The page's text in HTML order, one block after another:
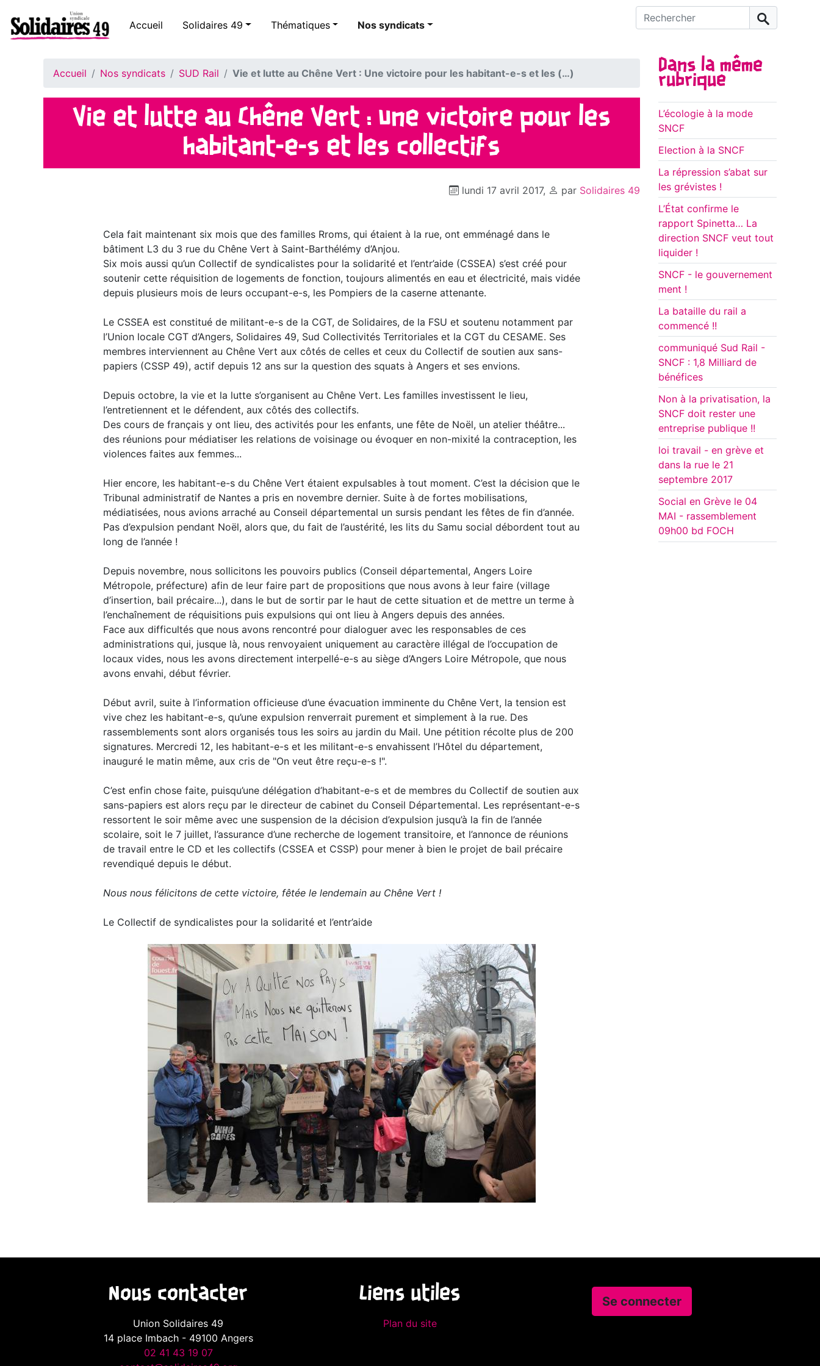
Accueil Solidaires 49 Thématiques Nos syndicats
Rechercher :
Accueil Nos syndicats SUD Rail Vie et lutte au Chêne Vert : Une victoire pour les habitant-e-s et les (…)
Vie et lutte au Chêne Vert : Une victoire pour les
habitant-e-s et les collectifs
lundi 17 avril 2017, par Solidaires 49
Cela fait maintenant six mois que des familles Rroms, qui étaient à la rue, ont emménagé dans le
bâtiment L3 du 3 rue du Chêne Vert à Saint-Barthélémy d’Anjou.
Six mois aussi qu’un Collectif de syndicalistes pour la solidarité et l’entr’aide (CSSEA) s’est créé pour
soutenir cette réquisition de logements de fonction, toujours alimentés en eau et électricité, mais vidée
depuis plusieurs mois de leurs occupant-e-s, les Pompiers de la caserne attenante.
Le CSSEA est constitué de militant-e-s de la CGT, de Solidaires, de la FSU et soutenu notamment par
l’Union locale CGT d’Angers, Solidaires 49, Sud Collectivités Territoriales et la CGT du CESAME. Ses
membres interviennent au Chêne Vert aux côtés de celles et ceux du Collectif de soutien aux sans-
papiers (CSSP 49), actif depuis 12 ans sur la question des squats à Angers et ses envions.
Depuis octobre, la vie et la lutte s’organisent au Chêne Vert. Les familles investissent le lieu,
l’entretiennent et le défendent, aux côtés des collectifs.
Des cours de français y ont lieu, des activités pour les enfants, une fête de Noël, un atelier théâtre...
des réunions pour médiatiser les relations de voisinage ou évoquer en non-mixité la contraception, les
violences faites aux femmes...
Hier encore, les habitant-e-s du Chêne Vert étaient expulsables à tout moment. C’est la décision que le
Tribunal administratif de Nantes a pris en novembre dernier. Suite à de fortes mobilisations,
médiatisées, nous avions arraché au Conseil départemental un sursis pendant les fêtes de fin d’année.
Pas d’expulsion pendant Noël, alors que, du fait de l’austérité, les lits du Samu social débordent tout au
long de l’année !
Depuis novembre, nous sollicitons les pouvoirs publics (Conseil départemental, Angers Loire
Métropole, préfecture) afin de leur faire part de propositions que nous avons à leur faire (village
d’insertion, bail précaire...), dans le but de sortir par le haut de cette situation et de mettre un terme à
l’enchaînement de réquisitions puis expulsions qui ont lieu à Angers depuis des années.
Face aux difficultés que nous avons rencontré pour dialoguer avec les responsables de ces
administrations qui, jusque là, nous renvoyaient uniquement au caractère illégal de l’occupation de
locaux vides, nous les avons directement interpellé-e-s au siège d’Angers Loire Métropole, que nous
avons envahi, début février.
Début avril, suite à l’information officieuse d’une évacuation imminente du Chêne Vert, la tension est
vive chez les habitant-e-s, qu’une expulsion renverrait purement et simplement à la rue. Des
rassemblements sont alors organisés tous les soirs au jardin du Mail. Une pétition récolte plus de 200
signatures. Mercredi 12, les habitant-e-s et les militant-e-s envahissent l’Hôtel du département,
inauguré le matin même, aux cris de "On veut être reçu-e-s !".
C’est enfin chose faite, puisqu’une délégation d’habitant-e-s et de membres du Collectif de soutien aux
sans-papiers est alors reçu par le directeur de cabinet du Conseil Départemental. Les représentant-e-s
ressortent le soir même avec une suspension de la décision d’expulsion jusqu’à la fin de l’année
scolaire, soit le 7 juillet, l’assurance d’une recherche de logement transitoire, et l’annonce de réunions
de travail entre le CD et les collectifs (CSSEA et CSSP) pour mener à bien le projet de bail précaire
revendiqué depuis le début.
Nous nous félicitons de cette victoire, fêtée le lendemain au Chêne Vert !
Le Collectif de syndicalistes pour la solidarité et l’entr’aide
Dans la même
rubrique
L’écologie à la mode
SNCF
Election à la SNCF
La répression s’abat sur
les grévistes !
L’État confirme le
rapport Spinetta… La
direction SNCF veut tout
liquider !
SNCF - le gouvernement
ment !
La bataille du rail a
commencé !!
communiqué Sud Rail -
SNCF : 1,8 Milliard de
bénéfices
Non à la privatisation, la
SNCF doit rester une
entreprise publique !!
loi travail - en grève et
dans la rue le 21
septembre 2017
Social en Grève le 04
MAI - rassemblement
09h00 bd FOCH
Nous contacter
Union Solidaires 49
14 place Imbach - 49100 Angers
02 41 43 19 07
Liens utiles
Plan du site
Se connecter